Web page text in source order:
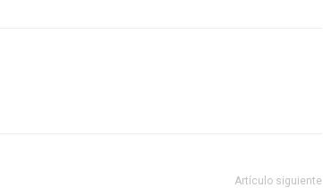
Artículo siguiente